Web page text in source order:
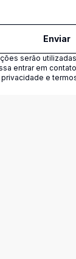
Enviar
serão
entrar em
e